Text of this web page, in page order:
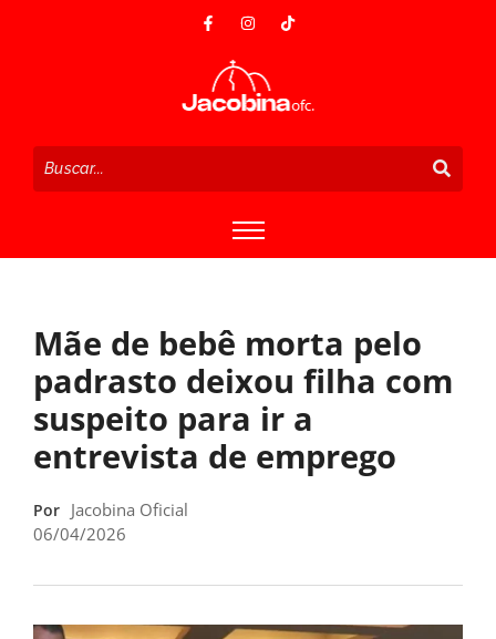
Mãe de bebê morta pelo
padrasto deixou filha com
suspeito para ir a
entrevista de emprego
Por Jacobina Oficial
06/04/2026